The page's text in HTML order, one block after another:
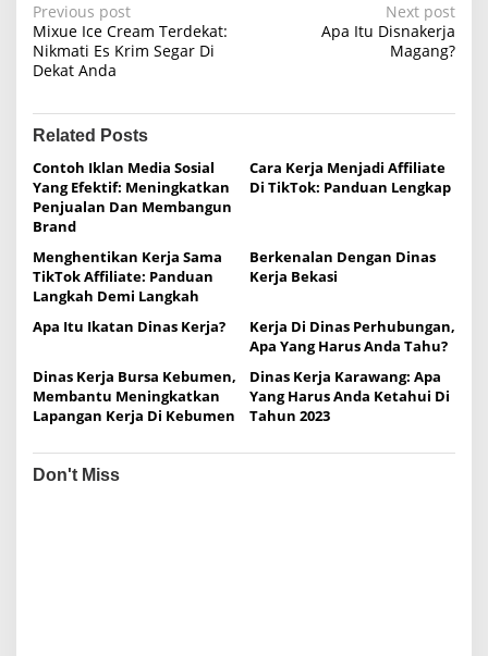
P
o
s
t
n
a
v
i
g
a
t
o
n
Previous post
Mixue Ice Cream Terdekat:
Nikmati Es Krim Segar Di
Dekat Anda
Next post
Apa Itu Disnakerja
Magang?
Related Posts
Contoh Iklan Media Sosial
Yang Efektif: Meningkatkan
Penjualan Dan Membangun
Brand
Cara Kerja Menjadi Affiliate
Di TikTok: Panduan Lengkap
Menghentikan Kerja Sama
TikTok Affiliate: Panduan
Langkah Demi Langkah
Berkenalan Dengan Dinas
Kerja Bekasi
Apa Itu Ikatan Dinas Kerja?
Kerja Di Dinas Perhubungan,
Apa Yang Harus Anda Tahu?
Dinas Kerja Bursa Kebumen,
Membantu Meningkatkan
Lapangan Kerja Di Kebumen
Dinas Kerja Karawang: Apa
Yang Harus Anda Ketahui Di
Tahun 2023
Don't Miss